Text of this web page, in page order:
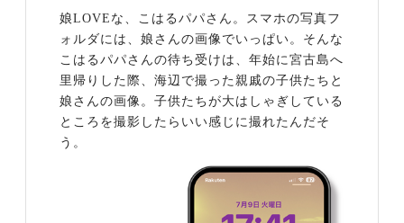
娘LOVE な、こはるパパさん。スマホの写真フ
ォルダには、娘さんの画像でいっぱい。そんな
こはるパパさんの待ち受けは、年始に宮古島へ
里帰りした際、海辺で撮った親戚の子供たちと
娘さんの画像。子供たちが大はしゃぎしている
ところを撮影したらいい感じに撮れたんだそ
う。